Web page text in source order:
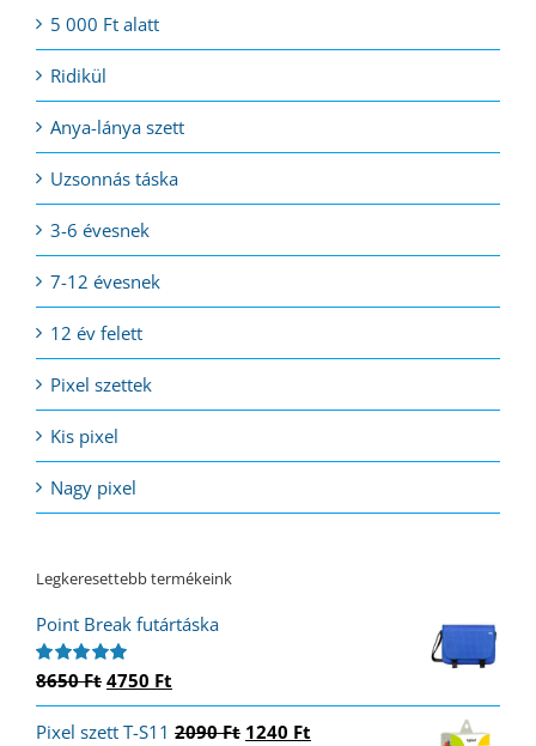
5 000 Ft alatt
Ridikül
Anya-lánya szett
Uzsonnás táska
3-6 évesnek
7-12 évesnek
12 év felett
Pixel szettek
Kis pixel
Nagy pixel
Legkeresettebb termékeink
Point Break futártáska
Értékelés:
8650Ft Original
price
was:
4750 Ft
price
is:
Pixel szett T-S11 2090Ft Original
1240 Ft